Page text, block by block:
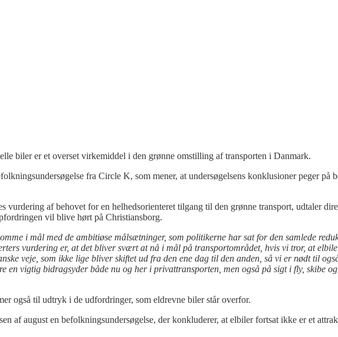
biler er et overset virkemiddel i den grønne omstilling af transporten i Danmark.
fra Circle K, som mener, at undersøgelsens konklusioner peger på
vurdering af behovet for en helhedsorienteret tilgang til den grønne transport, udtaler
vil blive hørt på Christiansborg.
i mål med de ambitiøse målsætninger, som politikerne har sat for den samlede
vurdering er, at det bliver svært at nå i mål på transportområdet, hvis vi tror, at
veje, som ikke lige bliver skiftet ud fra den ene dag til den anden, så vi er nødt til
en vigtig bidragsyder både nu og her i privattransporten, men også på sigt i fly, skibe
også til udtryk i de udfordringer, som eldrevne biler står overfor.
af august en befolkningsundersøgelse, der konkluderer, at elbiler fortsat ikke er et